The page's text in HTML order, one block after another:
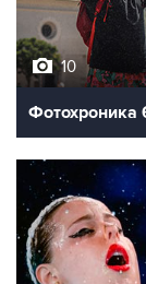
10
Фотохроника